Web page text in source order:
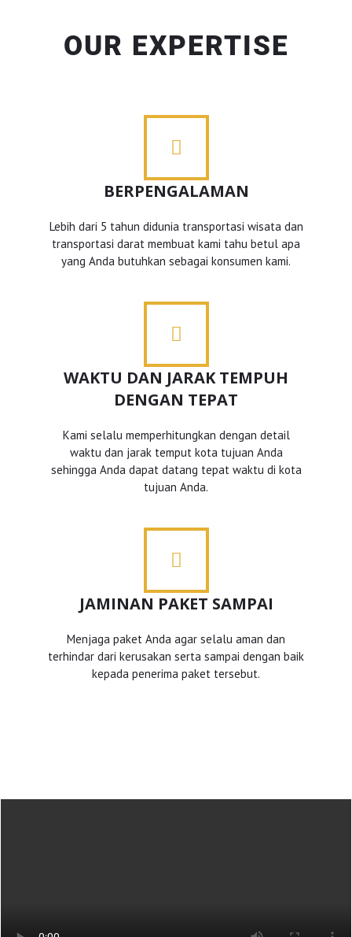
OUR EXPERTISE
BERPENGALAMAN
Lebih dari 5 tahun didunia transportasi wisata dan
transportasi darat membuat kami tahu betul apa
yang Anda butuhkan sebagai konsumen kami.
WAKTU DAN JARAK TEMPUH
DENGAN TEPAT
Kami selalu memperhitungkan dengan detail
waktu dan jarak temput kota tujuan Anda
sehingga Anda dapat datang tepat waktu di kota
tujuan Anda.
JAMINAN PAKET SAMPAI
Menjaga paket Anda agar selalu aman dan
terhindar dari kerusakan serta sampai dengan baik
kepada penerima paket tersebut.